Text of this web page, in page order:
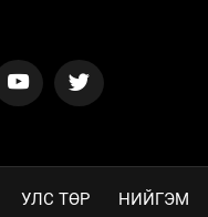
УЛС ТӨР НИЙГЭМ